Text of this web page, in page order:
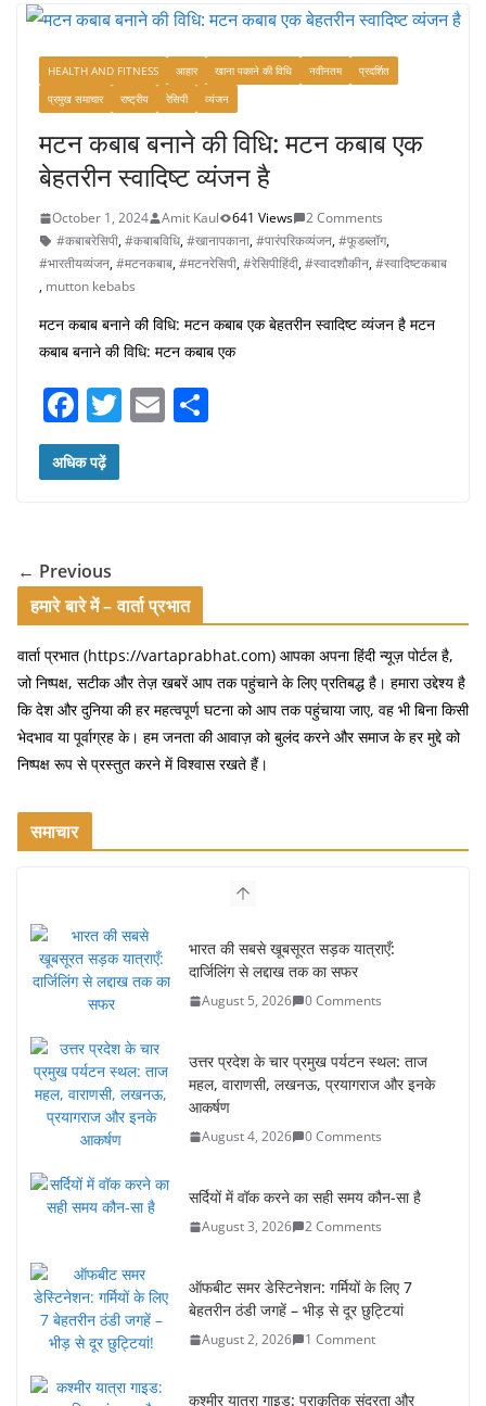
b
o
o
k
HEALTH AND FITNESS आहार खाना पकाने की विधि नवीनतम
प्रदर्शित
प्रमुख समाचार
राष्ट्रीय रेसिपी व्यंजन
मटन कबाब बनाने की विधि: मटन कबाब एक
बेहतरीन स्वादिष्ट व्यंजन है
October 1, 2024 Amit Kaul 641 Views
2 Comments
#कबाबरेसिपी,#कबाबविधि,#खानापकाना,#पारंपरिकव्यंजन,#फूडब्लॉग,
#भारतीयव्यंजन,#मटनकबाब,#मटनरेसिपी,#रेसिपीहिंदी,#स्वादशौकीन,#स्वादिष्टकबाब
, mutton kebabs
मटन कबाब बनाने की विधि: मटन कबाब एक बेहतरीन स्वादिष्ट व्यंजन है मटन
कबाब बनाने की विधि: मटन कबाब एक
F
a
c
o
o
k
T E
अधिक पढ़ें
← Previous
हमारे बारे में – वार्ता प्रभात
वार्ता प्रभात (https://vartaprabhat.com) आपका अपना हिंदी न्यूज़ पोर्टल है,
जो निष्पक्ष, सटीक और तेज़ खबरें आप तक पहुंचाने के लिए प्रतिबद्ध है। हमारा उद्देश्य है
कि देश और दुनिया की हर महत्वपूर्ण घटना को आप तक पहुंचाया जाए, वह भी बिना किसी
भेदभाव या पूर्वाग्रह के। हम जनता की आवाज़ को बुलंद करने और समाज के हर मुद्दे को
निष्पक्ष रूप से प्रस्तुत करने में विश्वास रखते हैं।
समाचार
उत्तर प्रदेश के चार प्रमुख पर्यटन स्थल: ताज
महल, वाराणसी, लखनऊ, प्रयागराज और इनके
आकर्षण
सर्दियों में वॉक करने का सही समय कौन-सा है
August 3, 2026
बेहतरीन ठंडी जगहें – भीड़ से दूर छुट्टियां
August 2, 2026 1 Comment
कश्मीर यात्रा गाइड: प्राकृतिक सुंदरता और
स्वादिष्ट भोजन का अनूठा संगम
August 1, 2026 1 Comment
वजन घटाने के लिए 8 बेहतरीन वॉकिंग